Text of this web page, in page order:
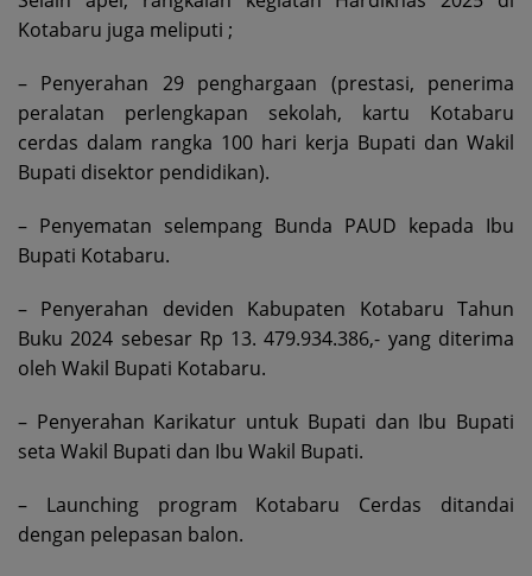
Kotabaru juga meliputi ;
– Penyerahan 29 penghargaan (prestasi, penerima
peralatan perlengkapan sekolah, kartu Kotabaru
cerdas dalam rangka 100 hari kerja Bupati dan Wakil
Bupati disektor pendidikan).
– Penyematan selempang Bunda PAUD kepada Ibu
Bupati Kotabaru.
– Penyerahan deviden Kabupaten Kotabaru Tahun
Buku 2024 sebesar Rp 13. 479.934.386,- yang diterima
oleh Wakil Bupati Kotabaru.
– Penyerahan Karikatur untuk Bupati dan Ibu Bupati
seta Wakil Bupati dan Ibu Wakil Bupati.
– Launching program Kotabaru Cerdas ditandai
dengan pelepasan balon.